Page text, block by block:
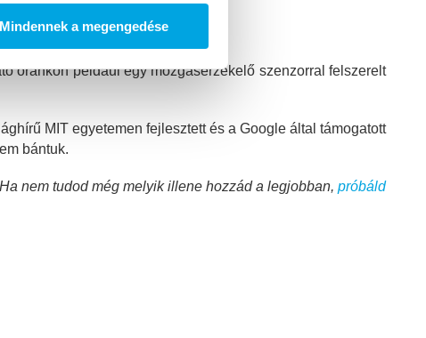
Mindennek a megengedése
óránkon például egy mozgásérzékelő szenzorral felszerelt
MIT egyetemen fejlesztett és a Google által támogatott
bántuk.
nem tudod még melyik illene hozzád a legjobban, próbáld